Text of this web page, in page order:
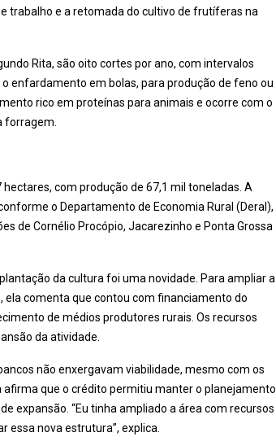
trabalho e a retomada do cultivo de frutíferas na
Rita, são oito cortes por ano, com intervalos
enfardamento em bolas, para produção de feno ou
rico em proteínas para animais e ocorre com o
forragem.
com produção de 67,1 mil toneladas. A
o Departamento de Economia Rural (Deral),
de Cornélio Procópio, Jacarezinho e Ponta Grossa
da cultura foi uma novidade. Para ampliar a
ela comenta que contou com financiamento do
de médios produtores rurais. Os recursos
da atividade.
não enxergavam viabilidade, mesmo com os
que o crédito permitiu manter o planejamento
expansão. “Eu tinha ampliado a área com recursos
essa nova estrutura”, explica.